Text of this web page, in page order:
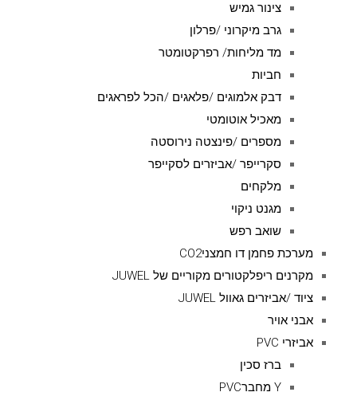
צינור גמיש
גרב מיקרוני /פרלון
מד מליחות/ רפרקטומטר
חביות
דבק אלמוגים /פלאגים /הכל לפראגים
מאכיל אוטומטי
מספרים /פינצטה נירוסטה
סקרייפר /אביזרים לסקייפר
מלקחים
מגנט ניקוי
שואב רפש
מערכת פחמן דו חמצניCO2
מקרנים ריפלקטורים מקוריים של JUWEL
ציוד /אביזרים גאוול JUWEL
אבני אויר
אביזרי PVC
ברז סכין
Y מחברPVC